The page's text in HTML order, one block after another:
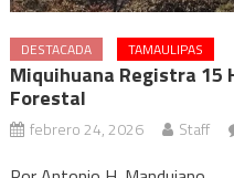
DESTACADA TAMAULIPAS
Miquihuana Registra 15
Forestal
febrero 24, 2026 Staff